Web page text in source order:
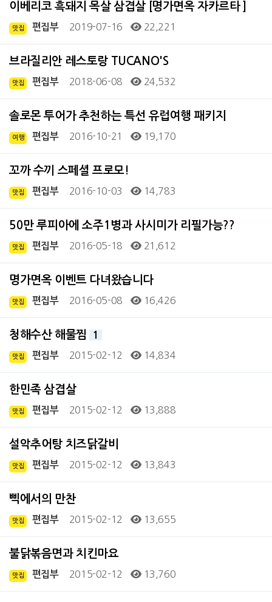
이베리코 흑돼지 목살 삼겹살 [명가면옥 자카르타 ]
맛집 편집부 2019-07-16 22,221
브라질리안 레스토랑 TUCANO'S
맛집 편집부 2018-06-08 24,532
솔로몬 투어가 추천하는 특선 유럽여행 패키지
여행 편집부 2016-10-21 19,170
꼬까 수끼 스페셜 프로모!
맛집 편집부 2016-10-03 14,783
50만 루피아에 소주1병과 사시미가 리필가능??
맛집 편집부 2016-05-18 21,612
명가면옥 이벤트 다녀왔습니다
맛집 편집부 2016-05-08 16,426
청해수산 해물찜 1
맛집 편집부 2015-02-12 14,834
한민족 삼겹살
맛집 편집부 2015-02-12 13,888
설악추어탕 치즈닭갈비
맛집 편집부 2015-02-12 13,843
삑에서의 만찬
맛집 편집부 2015-02-12 13,655
불닭볶음면과 치킨마요
맛집 편집부 2015-02-12 13,760